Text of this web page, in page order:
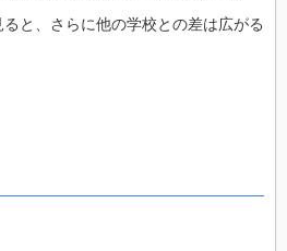
と、さらに他の学校との差は広がる